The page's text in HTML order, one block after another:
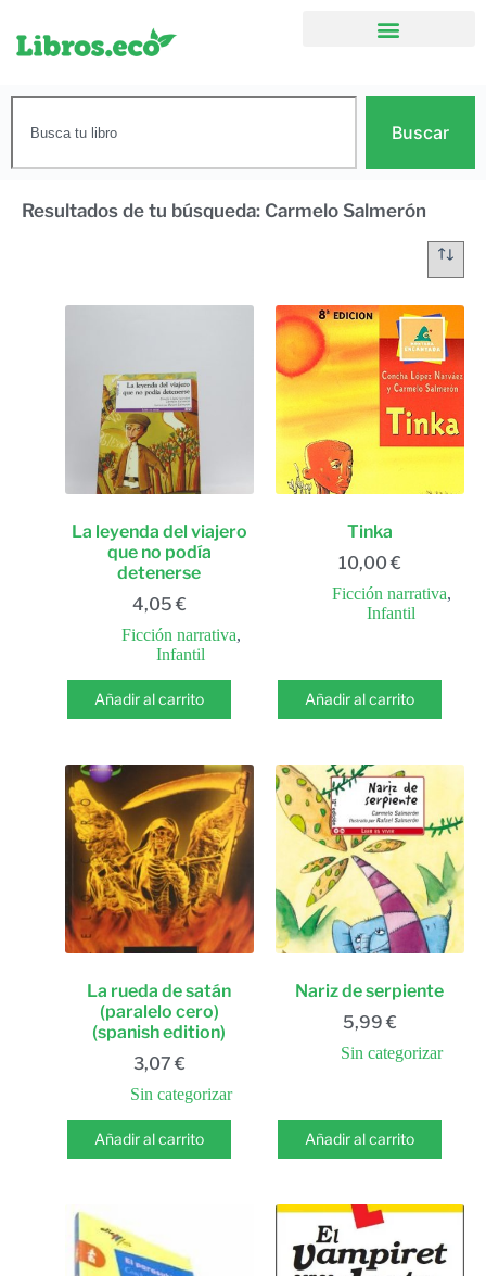
Buscar
Resultados de tu búsqueda: Carmelo Salmerón
La leyenda del viajero
que no podía
detenerse
4,05 €
Ficción narrativa,
Infantil
Añadir al carrito
Tinka
10,00 €
Ficción narrativa,
Infantil
Añadir al carrito
La rueda de satán
(paralelo cero)
(spanish edition)
3,07 €
Sin categorizar
Añadir al carrito
Nariz de serpiente
5,99 €
Sin categorizar
Añadir al carrito